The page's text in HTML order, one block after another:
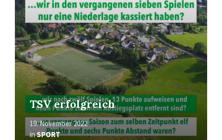
TSV erfolgreich
19. November 2022
inSPORT